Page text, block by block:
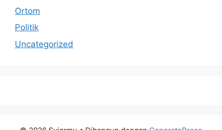
Ortom
Politik
Uncategorized